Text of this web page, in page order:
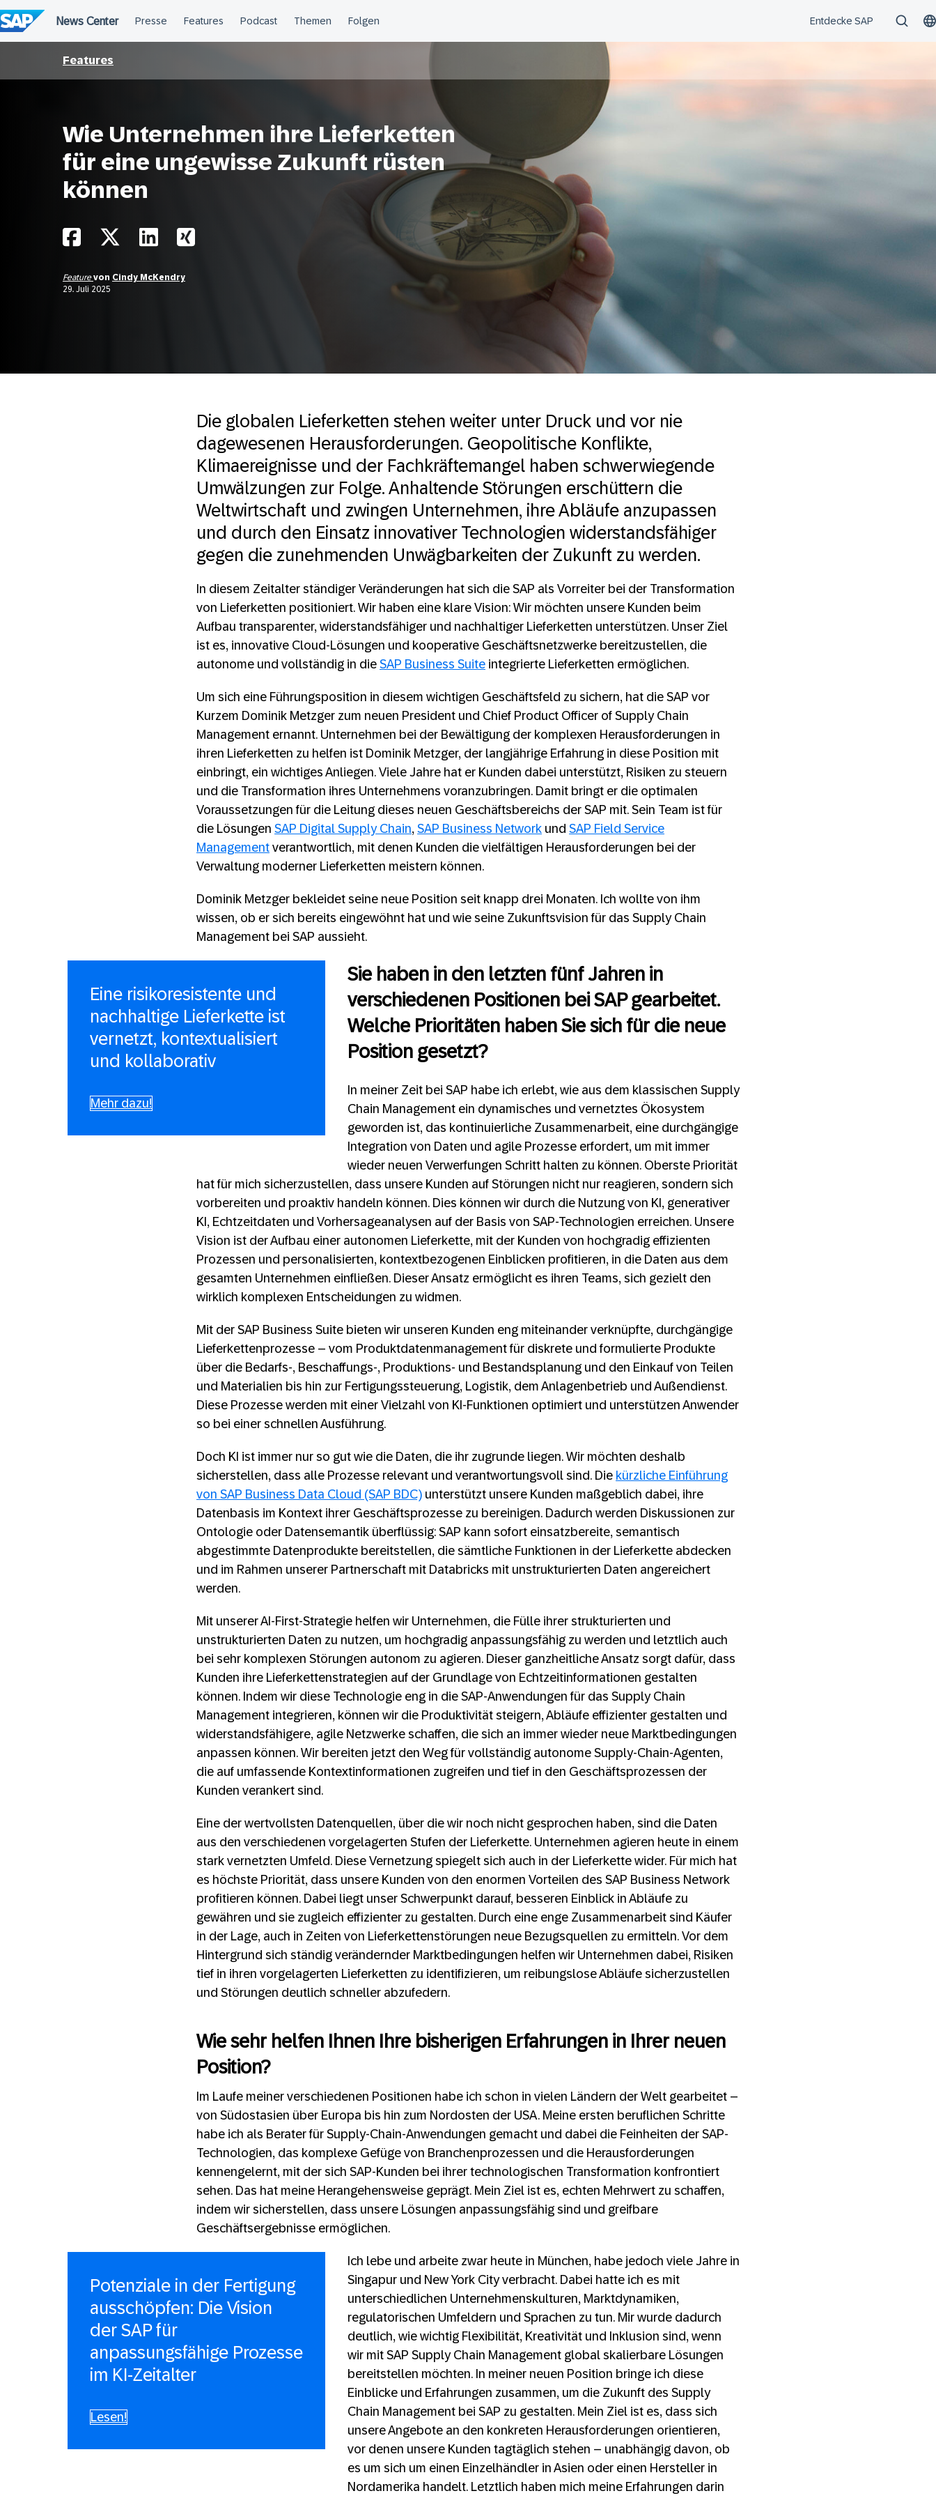
Features
Wie Unternehmen ihre Lieferketten
für eine ungewisse Zukunft rüsten
können
Featurevon Cindy McKendry
29. Juli 2025
Die globalen Lieferketten stehen weiter unter Druck und vor nie
dagewesenen Herausforderungen. Geopolitische Konflikte,
Klimaereignisse und der Fachkräftemangel haben schwerwiegende
Umwälzungen zur Folge. Anhaltende Störungen erschüttern die
Weltwirtschaft und zwingen Unternehmen, ihre Abläufe anzupassen
und durch den Einsatz innovativer Technologien widerstandsfähiger
gegen die zunehmenden Unwägbarkeiten der Zukunft zu werden.
In diesem Zeitalter ständiger Veränderungen hat sich die SAP als Vorreiter bei der Transformation
von Lieferketten positioniert. Wir haben eine klare Vision: Wir möchten unsere Kunden beim
Aufbau transparenter, widerstandsfähiger und nachhaltiger Lieferketten unterstützen. Unser Ziel
ist es, innovative Cloud-Lösungen und kooperative Geschäftsnetzwerke bereitzustellen, die
autonome und vollständig in die SAP Business Suite integrierte Lieferketten ermöglichen.
Um sich eine Führungsposition in diesem wichtigen Geschäftsfeld zu sichern, hat die SAP vor
Kurzem Dominik Metzger zum neuen President und Chief Product Officer of Supply Chain
Management ernannt. Unternehmen bei der Bewältigung der komplexen Herausforderungen in
ihren Lieferketten zu helfen ist Dominik Metzger, der langjährige Erfahrung in diese Position mit
einbringt, ein wichtiges Anliegen. Viele Jahre hat er Kunden dabei unterstützt, Risiken zu steuern
und die Transformation ihres Unternehmens voranzubringen. Damit bringt er die optimalen
Voraussetzungen für die Leitung dieses neuen Geschäftsbereichs der SAP mit. Sein Team ist für
die Lösungen SAP Digital Supply Chain, SAP Business Network und SAP Field Service
Management verantwortlich, mit denen Kunden die vielfältigen Herausforderungen bei der
Verwaltung moderner Lieferketten meistern können.
Dominik Metzger bekleidet seine neue Position seit knapp drei Monaten. Ich wollte von ihm
wissen, ob er sich bereits eingewöhnt hat und wie seine Zukunftsvision für das Supply Chain
Management bei SAP aussieht.
Eine risikoresistente und
nachhaltige Lieferkette ist
vernetzt, kontextualisiert
und kollaborativ
Mehr dazu!
Sie haben in den letzten fünf Jahren in
verschiedenen Positionen bei SAP gearbeitet.
Welche Prioritäten haben Sie sich für die neue
Position gesetzt?
In meiner Zeit bei SAP habe ich erlebt, wie aus dem klassischen Supply
Chain Management ein dynamisches und vernetztes Ökosystem
geworden ist, das kontinuierliche Zusammenarbeit, eine durchgängige
Integration von Daten und agile Prozesse erfordert, um mit immer
wieder neuen Verwerfungen Schritt halten zu können. Oberste Priorität
hat für mich sicherzustellen, dass unsere Kunden auf Störungen nicht nur reagieren, sondern sich
vorbereiten und proaktiv handeln können. Dies können wir durch die Nutzung von KI, generativer
KI, Echtzeitdaten und Vorhersageanalysen auf der Basis von SAP-Technologien erreichen. Unsere
Vision ist der Aufbau einer autonomen Lieferkette, mit der Kunden von hochgradig effizienten
Prozessen und personalisierten, kontextbezogenen Einblicken profitieren, in die Daten aus dem
gesamten Unternehmen einfließen. Dieser Ansatz ermöglicht es ihren Teams, sich gezielt den
wirklich komplexen Entscheidungen zu widmen.
Mit der SAP Business Suite bieten wir unseren Kunden eng miteinander verknüpfte, durchgängige
Lieferkettenprozesse – vom Produktdatenmanagement für diskrete und formulierte Produkte
über die Bedarfs-, Beschaffungs-, Produktions- und Bestandsplanung und den Einkauf von Teilen
und Materialien bis hin zur Fertigungssteuerung, Logistik, dem Anlagenbetrieb und Außendienst.
Diese Prozesse werden mit einer Vielzahl von KI-Funktionen optimiert und unterstützen Anwender
so bei einer schnellen Ausführung.
Doch KI ist immer nur so gut wie die Daten, die ihr zugrunde liegen. Wir möchten deshalb
sicherstellen, dass alle Prozesse relevant und verantwortungsvoll sind. Die kürzliche Einführung
von SAP Business Data Cloud (SAP BDC) unterstützt unsere Kunden maßgeblich dabei, ihre
Datenbasis im Kontext ihrer Geschäftsprozesse zu bereinigen. Dadurch werden Diskussionen zur
Ontologie oder Datensemantik überflüssig: SAP kann sofort einsatzbereite, semantisch
abgestimmte Datenprodukte bereitstellen, die sämtliche Funktionen in der Lieferkette abdecken
und im Rahmen unserer Partnerschaft mit Databricks mit unstrukturierten Daten angereichert
werden.
Mit unserer AI-First-Strategie helfen wir Unternehmen, die Fülle ihrer strukturierten und
unstrukturierten Daten zu nutzen, um hochgradig anpassungsfähig zu werden und letztlich auch
bei sehr komplexen Störungen autonom zu agieren. Dieser ganzheitliche Ansatz sorgt dafür, dass
Kunden ihre Lieferkettenstrategien auf der Grundlage von Echtzeitinformationen gestalten
können. Indem wir diese Technologie eng in die SAP-Anwendungen für das Supply Chain
Management integrieren, können wir die Produktivität steigern, Abläufe effizienter gestalten und
widerstandsfähigere, agile Netzwerke schaffen, die sich an immer wieder neue Marktbedingungen
anpassen können. Wir bereiten jetzt den Weg für vollständig autonome Supply-Chain-Agenten,
die auf umfassende Kontextinformationen zugreifen und tief in den Geschäftsprozessen der
Kunden verankert sind.
Eine der wertvollsten Datenquellen, über die wir noch nicht gesprochen haben, sind die Daten
aus den verschiedenen vorgelagerten Stufen der Lieferkette. Unternehmen agieren heute in einem
stark vernetzten Umfeld. Diese Vernetzung spiegelt sich auch in der Lieferkette wider. Für mich hat
es höchste Priorität, dass unsere Kunden von den enormen Vorteilen des SAP Business Network
profitieren können. Dabei liegt unser Schwerpunkt darauf, besseren Einblick in Abläufe zu
gewähren und sie zugleich effizienter zu gestalten. Durch eine enge Zusammenarbeit sind Käufer
in der Lage, auch in Zeiten von Lieferkettenstörungen neue Bezugsquellen zu ermitteln. Vor dem
Hintergrund sich ständig verändernder Marktbedingungen helfen wir Unternehmen dabei, Risiken
tief in ihren vorgelagerten Lieferketten zu identifizieren, um reibungslose Abläufe sicherzustellen
und Störungen deutlich schneller abzufedern.
Wie sehr helfen Ihnen Ihre bisherigen Erfahrungen in Ihrer neuen
Position?
Im Laufe meiner verschiedenen Positionen habe ich schon in vielen Ländern der Welt gearbeitet –
von Südostasien über Europa bis hin zum Nordosten der USA. Meine ersten beruflichen Schritte
habe ich als Berater für Supply-Chain-Anwendungen gemacht und dabei die Feinheiten der SAP-
Technologien, das komplexe Gefüge von Branchenprozessen und die Herausforderungen
kennengelernt, mit der sich SAP-Kunden bei ihrer technologischen Transformation konfrontiert
sehen. Das hat meine Herangehensweise geprägt. Mein Ziel ist es, echten Mehrwert zu schaffen,
indem wir sicherstellen, dass unsere Lösungen anpassungsfähig sind und greifbare
Geschäftsergebnisse ermöglichen.
Potenziale in der Fertigung
ausschöpfen: Die Vision
der SAP für
anpassungsfähige Prozesse
im KI-Zeitalter
Lesen!
Ich lebe und arbeite zwar heute in München, habe jedoch viele Jahre in
Singapur und New York City verbracht. Dabei hatte ich es mit
unterschiedlichen Unternehmenskulturen, Marktdynamiken,
regulatorischen Umfeldern und Sprachen zu tun. Mir wurde dadurch
deutlich, wie wichtig Flexibilität, Kreativität und Inklusion sind, wenn
wir mit SAP Supply Chain Management global skalierbare Lösungen
bereitstellen möchten. In meiner neuen Position bringe ich diese
Einblicke und Erfahrungen zusammen, um die Zukunft des Supply
Chain Management bei SAP zu gestalten. Mein Ziel ist es, dass sich
unsere Angebote an den konkreten Herausforderungen orientieren,
vor denen unsere Kunden tagtäglich stehen – unabhängig davon, ob
es um sich um einen Einzelhändler in Asien oder einen Hersteller in
Nordamerika handelt. Letztlich haben mich meine Erfahrungen darin